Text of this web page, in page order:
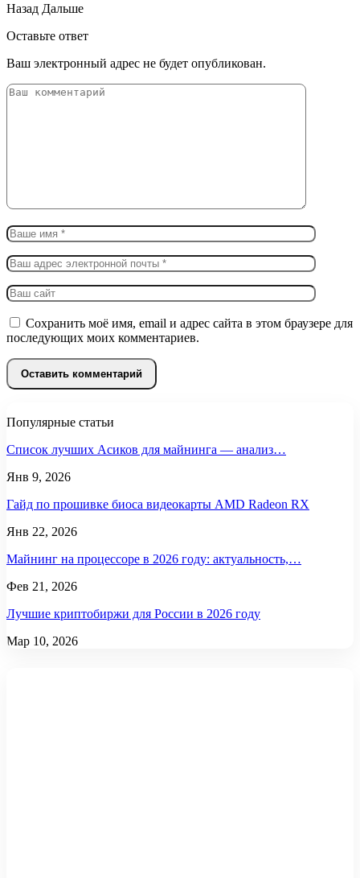
Назад Дальше
Оставьте ответ
Ваш электронный адрес не будет опубликован.
Сохранить моё имя, email и адрес сайта в этом браузере для
последующих моих комментариев.
Популярные статьи
Список лучших Асиков для майнинга — анализ…
Янв 9, 2026
Гайд по прошивке биоса видеокарты AMD Radeon RX
Янв 22, 2026
Майнинг на процессоре в 2026 году: актуальность,…
Фев 21, 2026
Лучшие криптобиржи для России в 2026 году
Мар 10, 2026